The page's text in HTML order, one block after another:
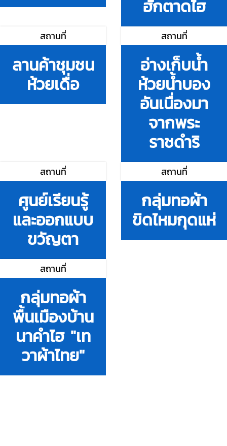
ฮักตาดไฮ
สถานที่
ลานค้าชุมชน
ห้วยเดื่อ
สถานที่
อ่างเก็บน้ำ
ห้วยน้ำบอง
อันเนื่องมา
จากพระ
ราชดำริ
สถานที่
ศูนย์เรียนรู้
และออกแบบ
ขวัญตา
สถานที่
กลุ่มทอผ้า
ขิดไหมกุดแห่
สถานที่
กลุ่มทอผ้า
พื้นเมืองบ้าน
นาคำไฮ "เท
วาผ้าไทย"